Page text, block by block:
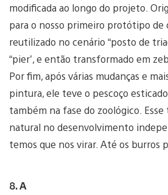
modificada ao longo do projeto.
para o nosso primeiro protótipo de
reutilizado no cenário “posto de
“pier’, e então transformado em
Por fim, após várias mudanças e
pintura, ele teve o pescoço
também na fase do zoológico. Esse
natural no desenvolvimento
temos que nos virar. Até os burros
8. A